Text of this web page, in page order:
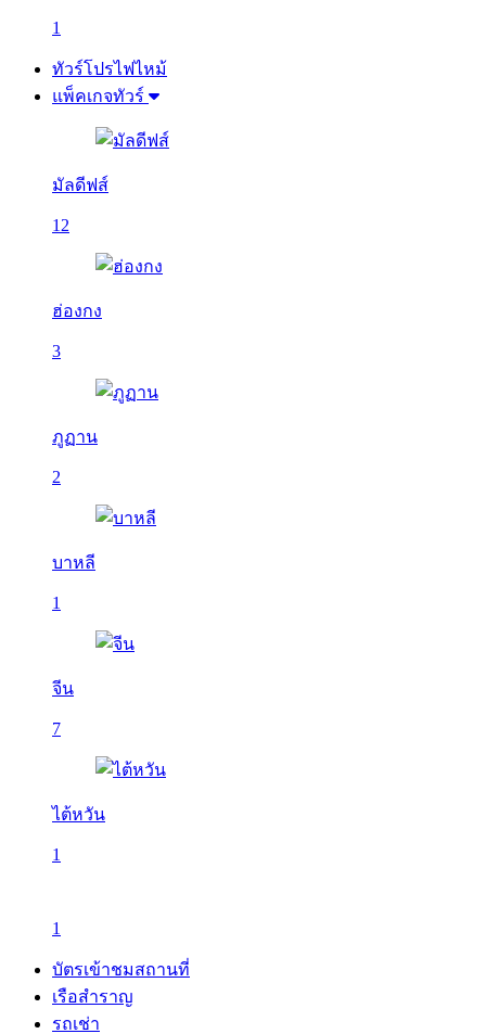
1
ทัวร์โปรไฟไหม้
แพ็คเกจทัวร์
มัลดีฟส์
12
ฮ่องกง
3
ภูฏาน
2
บาหลี
1
จีน
7
ไต้หวัน
1
1
บัตรเข้าชมสถานที่
เรือสำราญ
รถเช่า